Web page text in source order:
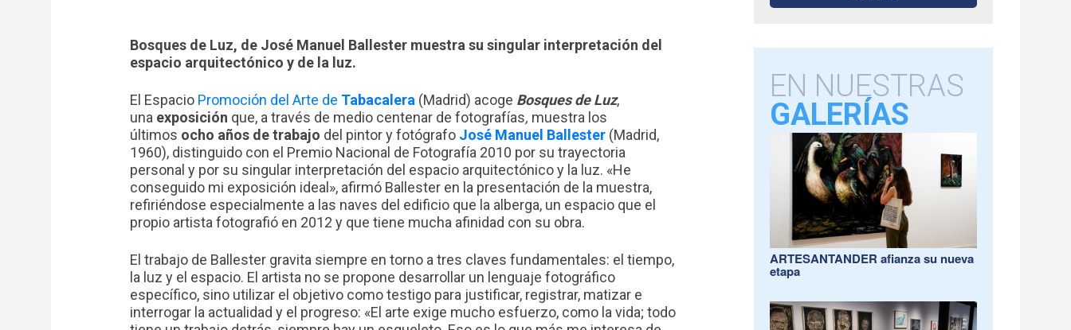
Bosques de Luz, de José Manuel Ballester muestra su singular interpretación del
espacio arquitectónico y de la luz.
El Espacio Promoción del Arte de Tabacalera (Madrid) acoge Bosques de Luz,
una exposición que, a través de medio centenar de fotografías, muestra los
últimos ocho años de trabajo del pintor y fotógrafo José Manuel Ballester (Madrid,
1960), distinguido con el Premio Nacional de Fotografía 2010 por su trayectoria
personal y por su singular interpretación del espacio arquitectónico y la luz. «He
conseguido mi exposición ideal», afirmó Ballester en la presentación de la muestra,
refiriéndose especialmente a las naves del edificio que la alberga, un espacio que el
propio artista fotografió en 2012 y que tiene mucha afinidad con su obra.
El trabajo de Ballester gravita siempre en torno a tres claves fundamentales: el tiempo,
la luz y el espacio. El artista no se propone desarrollar un lenguaje fotográfico
específico, sino utilizar el objetivo como testigo para justificar, registrar, matizar e
interrogar la actualidad y el progreso: «El arte exige mucho esfuerzo, como la vida; todo
EN NUESTRAS
GALERÍAS
ARTESANTANDER afianza su nueva
etapa